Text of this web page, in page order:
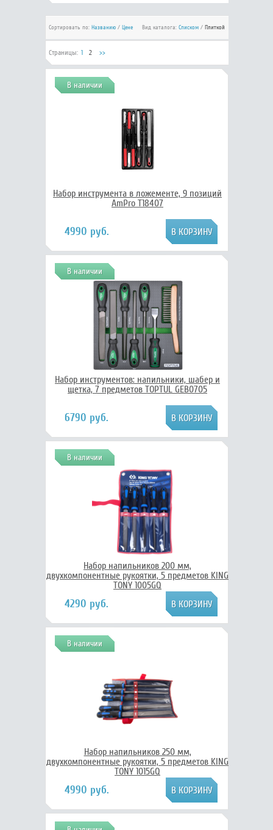
Сортировать по: Названию/ Цене Вид каталога: Списком/ Плиткой
Страницы: 1 2 >>
В наличии
Набор инструмента в ложементе, 9 позиций
AmPro T18407
4990 руб.
В наличии
Набор инструментов: напильники, шабер и
щетка, 7 предметов TOPTUL GEB0705
6790 руб.
В наличии
Набор напильников 200 мм,
двухкомпонентные рукоятки, 5 предметов KING
TONY 1005GQ
4290 руб.
В наличии
Набор напильников 250 мм,
двухкомпонентные рукоятки, 5 предметов KING
TONY 1015GQ
4990 руб.